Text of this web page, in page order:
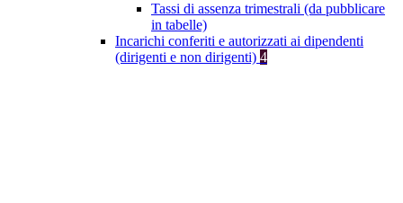
Tassi di assenza trimestrali (da pubblicare
in tabelle)
Incarichi conferiti e autorizzati ai dipendenti
(dirigenti e non dirigenti) 4